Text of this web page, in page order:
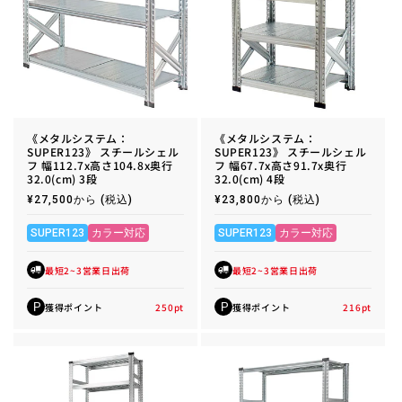
《メタルシステム：
SUPER123》 スチールシェル
フ 幅112.7x高さ104.8x奥行
32.0(cm) 3段
通
価
格
¥27,500から (税込)
SUPER123 カラー対応
最短2~3営業日出荷
P 獲得ポイント 250pt
《メタルシステム：
SUPER123》 スチールシェル
フ 幅67.7x高さ91.7x奥行
32.0(cm) 4段
通
価
格
¥23,800から (税込)
SUPER123 カラー対応
最短2~3営業日出荷
P 獲得ポイント 216pt